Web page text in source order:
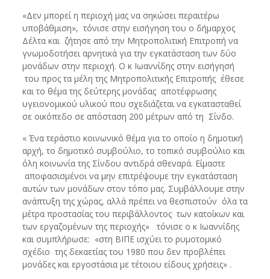
«Δεν μπορεί η περιοχή μας να σηκώσει περαιτέρω
υποβάθμιση», τόνισε στην εισήγηση του ο δήμαρχος
Δέλτα και ζήτησε από την Μητροπολιτική Επιτροπή να
γνωμοδοτήσει αρνητικά για την εγκατάσταση των δύο
μονάδων στην περιοχή. Ο κ Ιωαννίδης στην εισήγησή
του προς τα μέλη της Μητροπολιτικής Επιτροπής έθεσε
και το θέμα της δεύτερης μονάδας αποτέφρωσης
υγειονομικού υλικού που σχεδιάζεται να εγκατασταθεί
σε οικόπεδο σε απόσταση 200 μέτρων από τη Σίνδο.
« Ένα τεράστιο κοινωνικό θέμα για το οποίο η δημοτική
αρχή, το δημοτικό συμβούλιο, το τοπικό συμβούλιο και
όλη κοινωνία της Σίνδου αντιδρά σθεναρά. Είμαστε
αποφασισμένοι να μην επιτρέψουμε την εγκατάσταση
αυτών των μονάδων στον τόπο μας. Συμβάλλουμε στην
ανάπτυξη της χώρας, αλλά πρέπει να θεσπιστούν όλα τα
μέτρα προστασίας του περιβάλλοντος των κατοίκων και
των εργαζομένων της περιοχής» τόνισε ο κ Ιωαννίδης
και συμπλήρωσε: «στη ΒΙΠΕ ισχύει το ρυμοτομικό
σχέδιο της δεκαετίας του 1980 που δεν προβλέπει
μονάδες και εργοστάσια με τέτοιου είδους χρήσεις» .